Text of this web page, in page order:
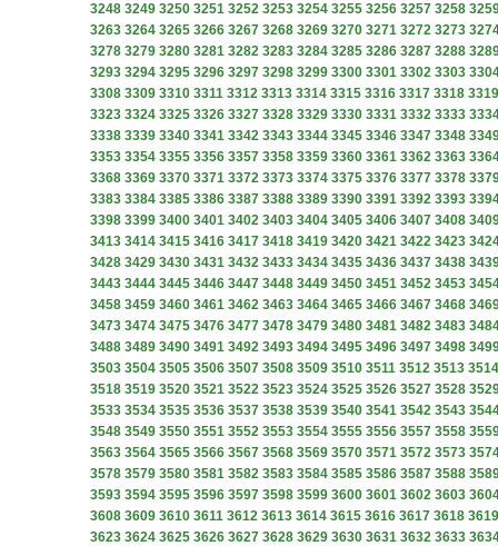
3248 3249 3250 3251 3252 3253 3254 3255 3256 3257 3258
3263 3264 3265 3266 3267 3268 3269 3270 3271 3272 3273
3278 3279 3280 3281 3282 3283 3284 3285 3286 3287 3288
3293 3294 3295 3296 3297 3298 3299 3300 3301 3302 3303
3308 3309 3310 3311 3312 3313 3314 3315 3316 3317 3318 3319
3323 3324 3325 3326 3327 3328 3329 3330 3331 3332 3333
3338 3339 3340 3341 3342 3343 3344 3345 3346 3347 3348
3353 3354 3355 3356 3357 3358 3359 3360 3361 3362 3363
3368 3369 3370 3371 3372 3373 3374 3375 3376 3377 3378
3383 3384 3385 3386 3387 3388 3389 3390 3391 3392 3393
3398 3399 3400 3401 3402 3403 3404 3405 3406 3407 3408
3413 3414 3415 3416 3417 3418 3419 3420 3421 3422 3423
3428 3429 3430 3431 3432 3433 3434 3435 3436 3437 3438
3443 3444 3445 3446 3447 3448 3449 3450 3451 3452 3453
3458 3459 3460 3461 3462 3463 3464 3465 3466 3467 3468
3473 3474 3475 3476 3477 3478 3479 3480 3481 3482 3483
3488 3489 3490 3491 3492 3493 3494 3495 3496 3497 3498
3503 3504 3505 3506 3507 3508 3509 3510 3511 3512 3513 3514
3518 3519 3520 3521 3522 3523 3524 3525 3526 3527 3528
3533 3534 3535 3536 3537 3538 3539 3540 3541 3542 3543
3548 3549 3550 3551 3552 3553 3554 3555 3556 3557 3558
3563 3564 3565 3566 3567 3568 3569 3570 3571 3572 3573
3578 3579 3580 3581 3582 3583 3584 3585 3586 3587 3588
3593 3594 3595 3596 3597 3598 3599 3600 3601 3602 3603
3608 3609 3610 3611 3612 3613 3614 3615 3616 3617 3618 3619
3623 3624 3625 3626 3627 3628 3629 3630 3631 3632 3633